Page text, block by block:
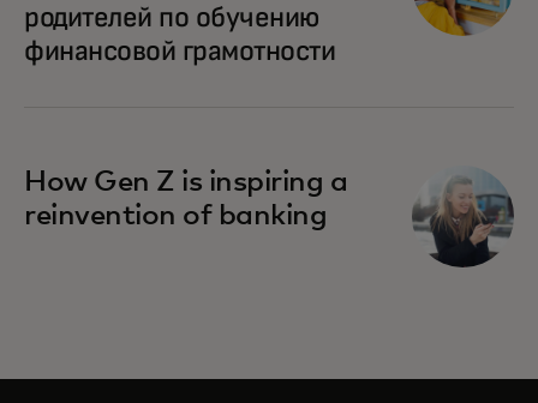
родителей по обучению
финансовой грамотности
How Gen Z is inspiring a
reinvention of banking